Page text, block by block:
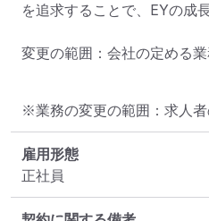
を追求することで、EYの成
変更の範囲：会社の定める
※業務の変更の範囲：求人
雇用形態
正社員